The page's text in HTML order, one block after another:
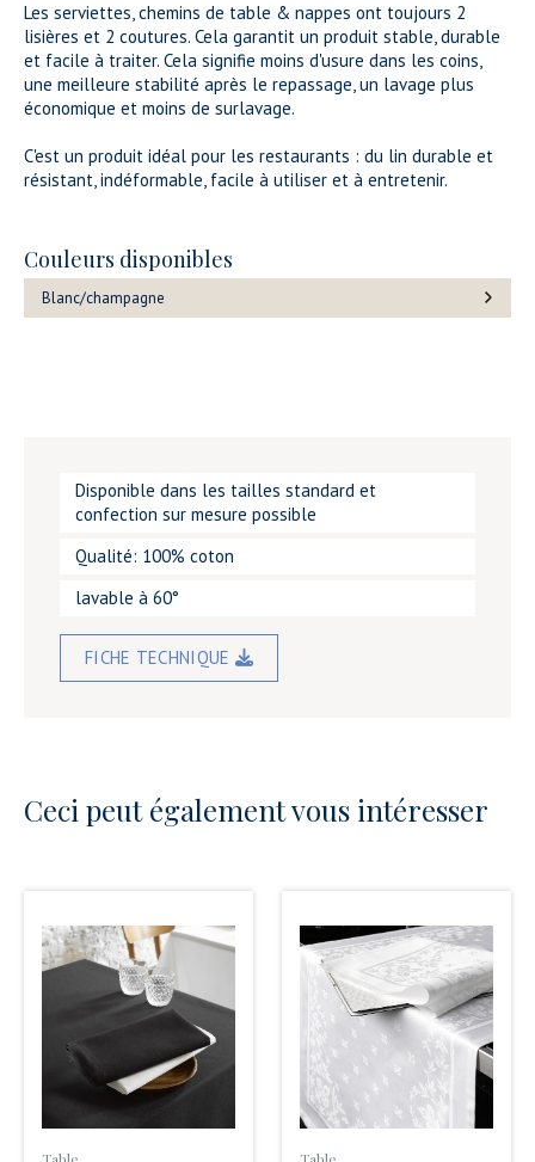
Les serviettes, chemins de table & nappes ont toujours 2
lisières et 2 coutures. Cela garantit un produit stable, durable
et facile à traiter. Cela signifie moins d'usure dans les coins,
une meilleure stabilité après le repassage, un lavage plus
économique et moins de surlavage.
C'est un produit idéal pour les restaurants : du lin durable et
résistant, indéformable, facile à utiliser et à entretenir.
Couleurs disponibles
Blanc/champagne
Disponible dans les tailles standard et
confection sur mesure possible
Qualité: 100% coton
lavable à 60°
FICHE TECHNIQUE
Ceci peut également vous intéresser